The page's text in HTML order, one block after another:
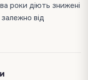
роки діють знижені
залежно від